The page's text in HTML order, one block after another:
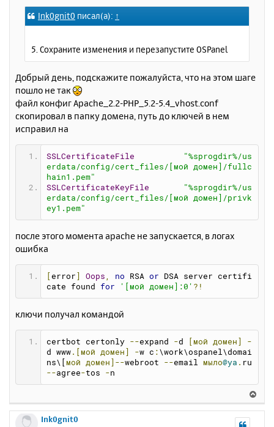
о
б
и
е
Ink0gnit0 писал(а): ↑
5. Сохраните изменения и перезапустите OSPanel
Добрый день, подскажите пожалуйста, что на этом шаге
пошло не так
файл конфиг Apache_2.2-PHP_5.2-5.4_vhost.conf
скопировал в папку домена, путь до ключей в нем
исправил на
SSLCertificateFile
"%sprogdir%/us
erdata/config/cert_files/[мой домен]/fullc
hain1.pem"
SSLCertificateKeyFile
"%sprogdir%/us
erdata/config/cert_files/[мой домен]/privk
ey1.pem"
после этого момента apache не запускается, в логах
ошибка
error Oops , no RSA or DSA server certifi
cate found for '[мой домен]:0' ?!
ключи получал командой
certbot certonly --expand -d [мой домен]
-
d www .[мой домен] -w c : \work\ospanel\domai
ns\[ мой домен]--webroot --email мыло@ya .
--agree-tos -n
е
Ink0gnit0